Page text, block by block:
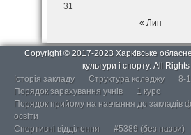
31
« Лип
Copyright © 2017-2023 Харківське
культури і спорту. All
Історія закладу
Структура коледжу
8-
Порядок зарахування учнів
1 курс
Порядок прийому на навчання до закладів
освіти
Спортивні відділення
#5389 (без назви)